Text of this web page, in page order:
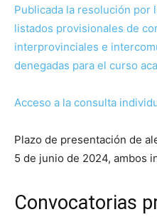
Publicada la resolución por
listados provisionales de
interprovinciales e
denegadas para el curso
Acceso a la consulta
Plazo de presentación de
5 de junio de 2024, ambos
Convocatorias